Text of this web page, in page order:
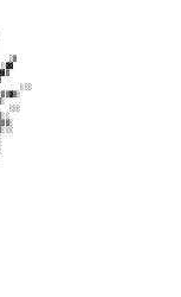
░▒
▒
░▓░
░░
▓▓
░▓▓░
░▒
░▓▓
░▒▓▓▒
░▓▓█▓▒
░░░
░░▒▒▓▒░
░░░
░
░░